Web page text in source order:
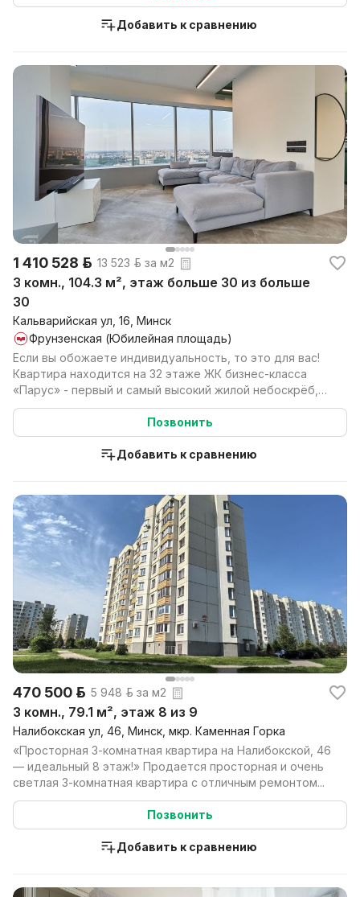
Добавить к сравнению
1 410 528 р. 13 523 р. за м2
3 комн., 104.3 м², этаж больше 30 из больше
30
Кальварийская ул, 16, Минск
Фрунзенская (Юбилейная площадь)
Если вы обожаете индивидуальность, то это для вас!
Квартира находится на 32 этаже ЖК бизнес-класса
«Парус» - первый и самый высокий жилой небоскрёб,
р...
Позвонить
Добавить к сравнению
470 500 р. 5 948 р. за м2
3 комн., 79.1 м², этаж 8 из 9
Налибокская ул, 46, Минск, мкр. Каменная Горка
«Просторная 3-комнатная квартира на Налибокской, 46
— идеальный 8 этаж!» Продается просторная и очень
светлая 3-комнатная квартира с отличным ремонтом...
Позвонить
Добавить к сравнению